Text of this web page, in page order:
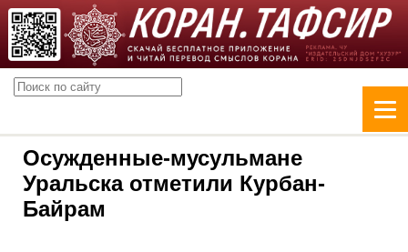
Осужденные-мусульмане
Уральска отметили Курбан-
Байрам